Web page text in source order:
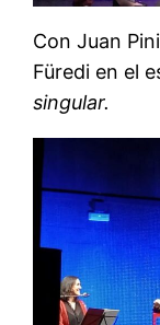
Con Juan
Füredi en el
singular.